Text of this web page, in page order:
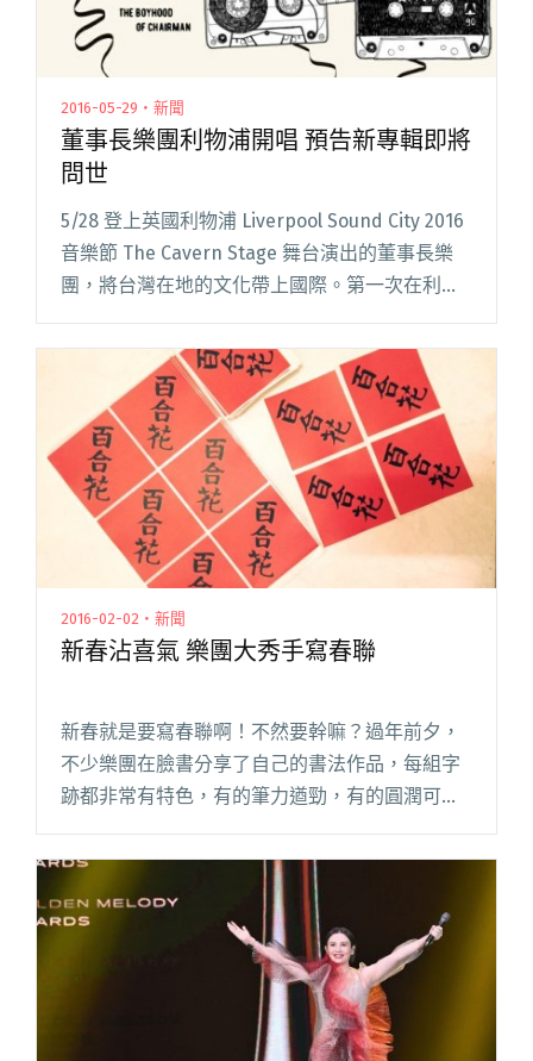
2016-05-29・新聞
董事長樂團利物浦開唱 預告新專輯即將
問世
5/28 登上英國利物浦 Liverpool Sound City 2016
音樂節 The Cavern Stage 舞台演出的董事長樂
團，將台灣在地的文化帶上國際。第一次在利物
浦舉辦演出，樂團除了將台灣傳統鑼鼓帶上舞
台，也特別訂製臉譜面閱讀全文 "董事長樂團利
物浦開唱 預告新專輯即將問世"
2016-02-02・新聞
新春沾喜氣 樂團大秀手寫春聯
新春就是要寫春聯啊！不然要幹嘛？過年前夕，
不少樂團在臉書分享了自己的書法作品，每組字
跡都非常有特色，有的筆力遒勁，有的圓潤可
貝斯手大鈞，分享了全家人的作品，以剛勁有力
的筆法寫下了「搖滾不死大吉祥」閱讀全文 "新
春沾喜氣 樂團大秀手寫春聯"